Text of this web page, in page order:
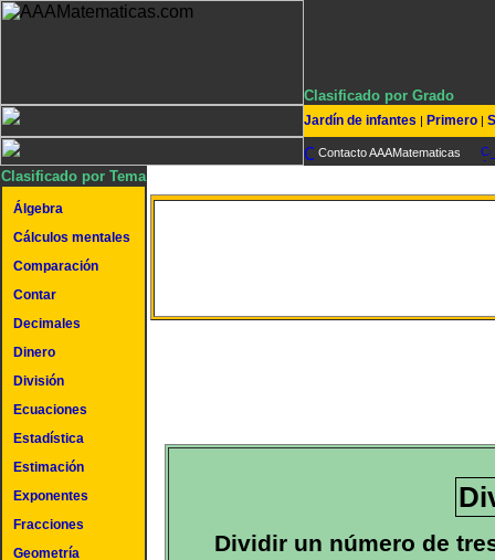
Clasificado por Grado
Jardín de infantes | Primero |
Contacto AAAMatematicas
Clasificado por Tema
Álgebra
Cálculos mentales
Comparación
Contar
Decimales
Dinero
División
Ecuaciones
Estadística
Estimación
Exponentes
Fracciones
Geometría
Dividir un número de